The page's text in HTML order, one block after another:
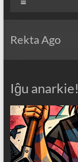
Rekta Ago
Iĝu anarkie!